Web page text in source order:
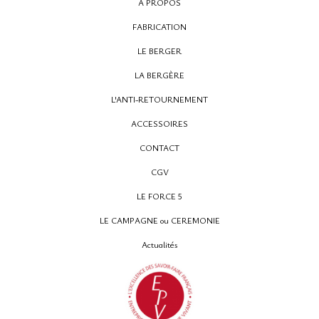
FABRICATION
LE BERGER
LA BERGÈRE
L'ANTI-RETOURNEMENT
ACCESSOIRES
CONTACT
CGV
LE FORCE 5
LE CAMPAGNE ou CEREMONIE
Actualités
12, rue Montpensier
05 59 27 53 66